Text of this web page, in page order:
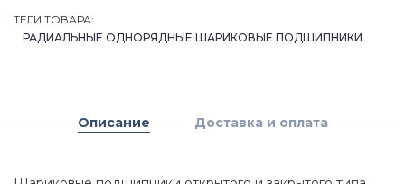
ТЕГИ ТОВАРА:
РАДИАЛЬНЫЕ ОДНОРЯДНЫЕ ШАРИКОВЫЕ ПОДШИПНИКИ
Описание Доставка и оплата